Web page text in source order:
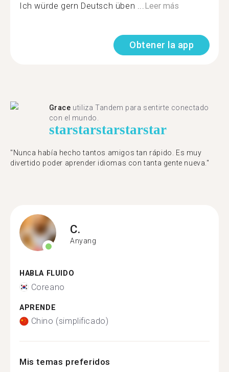
Ich würde gern Deutsch üben ...Leer más
Obtener la app
Grace utiliza Tandem para sentirte conectado
con el mundo.
starstarstarstarstar
"Nunca había hecho tantos amigos tan rápido. Es muy
divertido poder aprender idiomas con tanta gente nueva."
C.
Anyang
HABLA FLUIDO
Coreano
APRENDE
Chino (simplificado)
Mis temas preferidos